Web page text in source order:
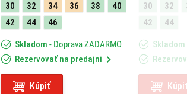
30
32 34 36 38
40
42
44 46
Skladom - Doprava ZADARMO
Rezervovať na predajni
Kúpiť
30
32
42
44
Skladom